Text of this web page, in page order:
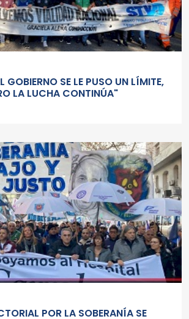
GOBIERNO SE LE PUSO UN LÍMITE,
LA LUCHA CONTINÚA"
POR LA SOBERANÍA SE